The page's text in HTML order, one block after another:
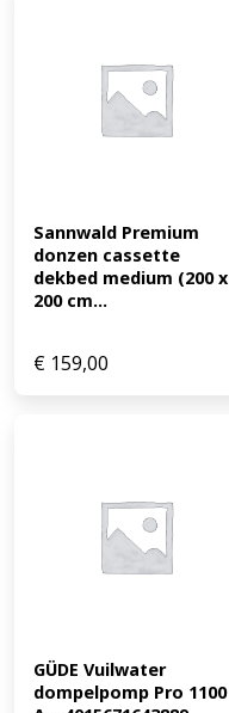
Sannwald Premium
donzen cassette
dekbed medium (200 x
200 cm...
€ 159,00
GÜDE Vuilwater
dompelpomp Pro 1100